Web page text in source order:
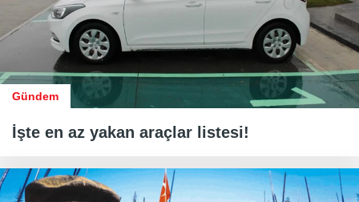
Gündem
İşte en az yakan araçlar listesi!